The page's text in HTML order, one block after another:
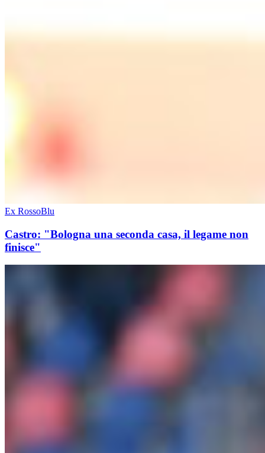
Ex RossoBlu
Castro: "Bologna una seconda casa, il legame non
finisce"